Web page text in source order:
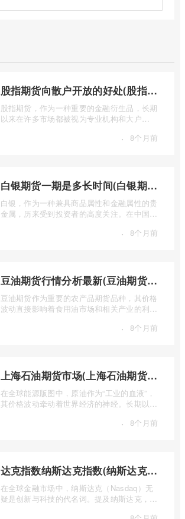
股指期货向散户开放的好处(股指期货对利空信息更加敏感吗)
股指期货，作为一种重要的金融衍生品，长期
以来在许多市场都被视为专业机构和大户
· 8个月前
白银期货一期是多长时间(白银期货涨幅一天最高多少)
白银，作为一种兼具商品属性和金融属性的贵
金属，历来受到投资者的高度关注。在中国市
· 8个月前
豆油期货行情分析最新(豆油期货行情实时行情)
豆油期货作为重要的农产品期货品种，其价格
波动直接影响着食用油市场和相关产业的利
· 8个月前
上海石油期货市场(上海石油期货市场行情)
在全球能源版图中，原油作为“工业的血液”，
其价格波动牵动着世界经济的神经。长期以
· 8个月前
达克指数纳斯达克指数(纳斯达克指数与纳斯达克100的区别)
在全球金融市场中，纳斯达克（Nasdaq）无
疑是创新与科技的代名词。提及纳斯达克，人